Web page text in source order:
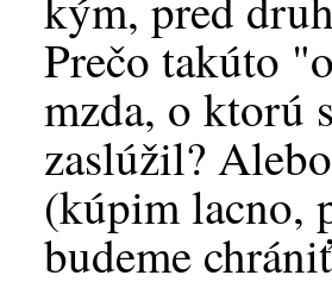
Prečo takúto
mzda, o ktorú
zaslúžil?
(kúpim lacno,
budeme